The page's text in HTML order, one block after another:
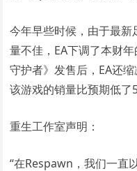
今年早些时候，由于最新
量不佳，EA下调了本财
守护者》发售后，EA还
该游戏的销量比预期低了
重生工作室声明：
“在Respawn，我们一直